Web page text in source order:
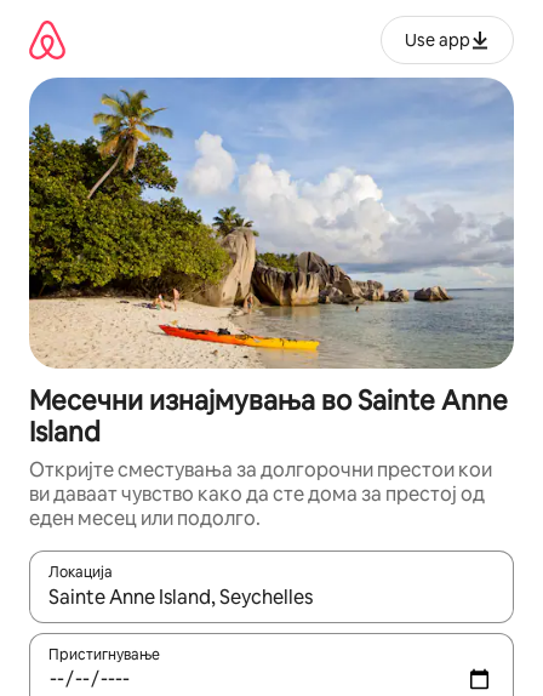
содржина
Use app
Месечни изнајмувања во Sainte Anne
Island
Откријте сместувања за долгорочни престои кои
ви даваат чувство како да сте дома за престој од
еден месец или подолго.
Локација
Кога резултатите се достапни, движете се со копчињата
Пристигнување